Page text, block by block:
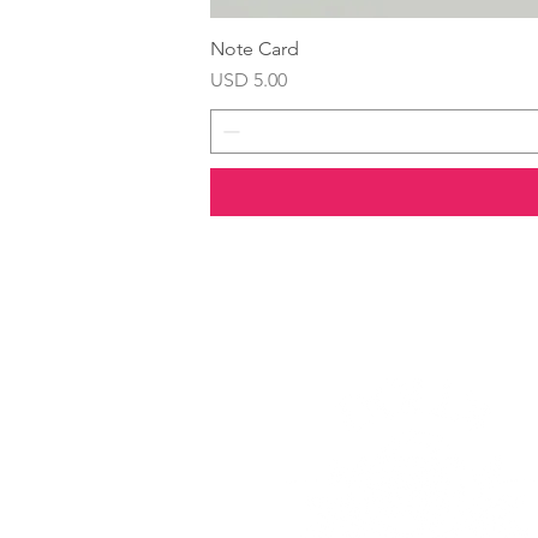
Note Card
Precio
USD 5.00